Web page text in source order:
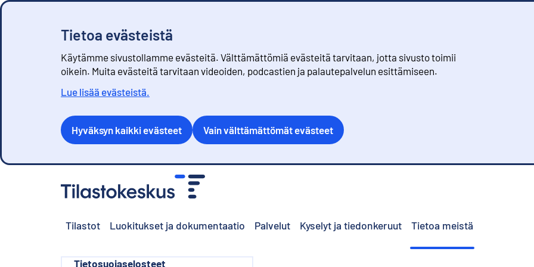
Tietoa evästeistä
Käytämme sivustollamme evästeitä. Välttämättömiä evästeitä tarvitaan, jotta sivusto toimii
oikein. Muita evästeitä tarvitaan videoiden, podcastien ja palautepalvelun esittämiseen.
Lue lisää evästeistä.
Hyväksyn kaikki evästeet Vain välttämättömät evästeet
Tilastot Luokitukset ja dokumentaatio Palvelut Kyselyt ja tiedonkeruut Tietoa meistä
Tietosuojaselosteet